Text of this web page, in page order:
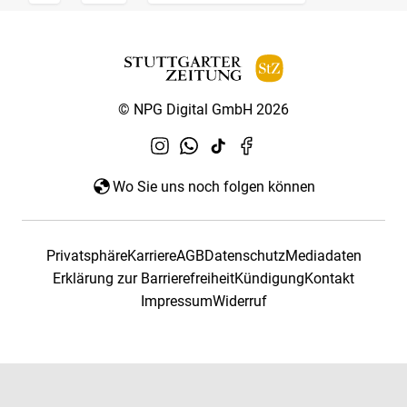
© NPG Digital GmbH 2026
Wo Sie uns noch folgen können
PrivatsphäreKarriereAGBDatenschutzMediadaten
Erklärung zur BarrierefreiheitKündigungKontakt
ImpressumWiderruf